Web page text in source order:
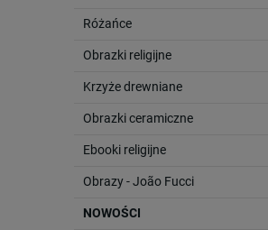
Różańce
Obrazki religijne
Krzyże drewniane
Obrazki ceramiczne
Ebooki religijne
Obrazy - João Fucci
NOWOŚCI